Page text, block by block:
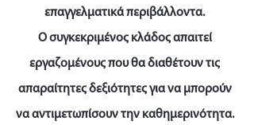
επαγγελματικά περιβάλλοντα.
Ο συγκεκριμένος κλάδος απαιτεί
εργαζομένους που θα διαθέτουν τις
απαραίτητες δεξιότητες για να μπορούν
να αντιμετωπίσουν την καθημερινότητα.